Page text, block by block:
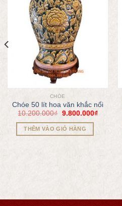
CHÓE
Chóe 50 lít hoa văn khắc nổi
10.200.000₫ 9.800.000₫
THÊM VÀO GIỎ HÀNG